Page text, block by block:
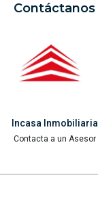
Contáctanos
Incasa Inmobiliaria
Contacta a un Asesor